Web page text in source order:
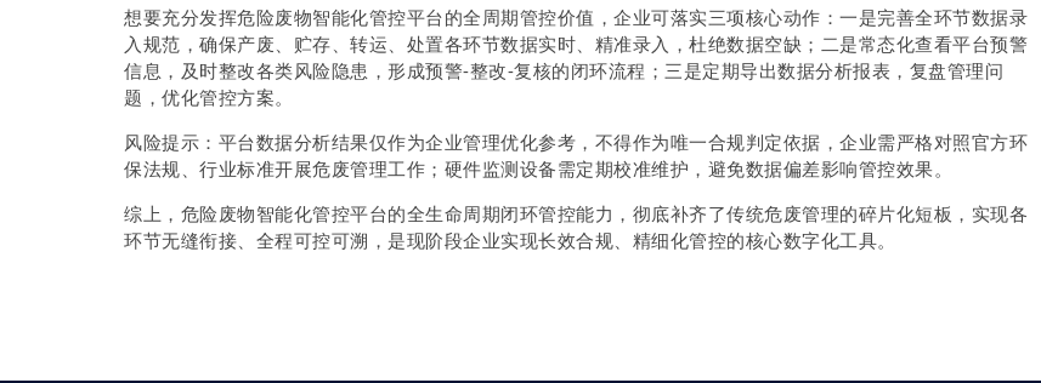
想要充分发挥危险废物智能化管控平台的全周期管控价值，企业可落实三项核心动作：一是完善全环节数据录
入规范，确保产废、贮存、转运、处置各环节数据实时、精准录入，杜绝数据空缺；二是常态化查看平台预警
信息，及时整改各类风险隐患，形成预警-整改-复核的闭环流程；三是定期导出数据分析报表，复盘管理问
题，优化管控方案。
风险提示：平台数据分析结果仅作为企业管理优化参考，不得作为唯一合规判定依据，企业需严格对照官方环
保法规、行业标准开展危废管理工作；硬件监测设备需定期校准维护，避免数据偏差影响管控效果。
综上，危险废物智能化管控平台的全生命周期闭环管控能力，彻底补齐了传统危废管理的碎片化短板，实现各
环节无缝衔接、全程可控可溯，是现阶段企业实现长效合规、精细化管控的核心数字化工具。